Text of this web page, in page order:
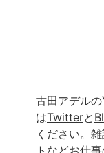
古田アデル
はTwitterと
ください。
トなどお仕